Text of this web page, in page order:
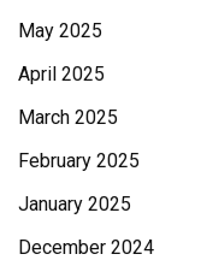
May 2025
April 2025
March 2025
February 2025
January 2025
December 2024